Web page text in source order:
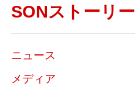
SONストーリー
ニュース
メディア